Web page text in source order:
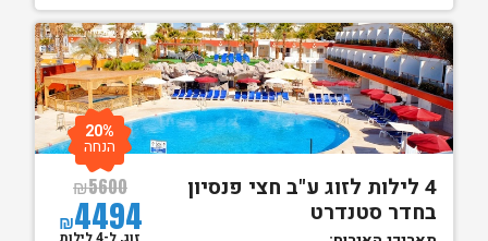
4 לילות לזוג ע"ב חצי פנסיון
בחדר סטנדרט
₪5600
₪4494
20%
הנחה